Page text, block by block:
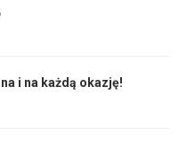
i na każdą okazję!